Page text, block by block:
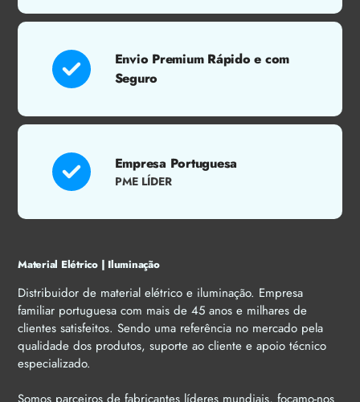
Envio Premium Rápido e com
Seguro
Empresa Portuguesa
PME LÍDER
Material Elétrico | Iluminação
Distribuidor de material elétrico e iluminação. Empresa
familiar portuguesa com mais de 45 anos e milhares de
clientes satisfeitos. Sendo uma referência no mercado pela
qualidade dos produtos, suporte ao cliente e apoio técnico
especializado.
Somos parceiros de fabricantes líderes mundiais, focamo-nos